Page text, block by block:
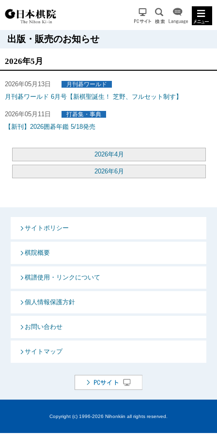
出版・販売のお知らせ
2026年5月
2026年05月13日 月刊碁ワールド
月刊碁ワールド 6月号【新棋聖誕生！ 芝野、フルセット制す】
2026年05月11日 打碁集・事典
【新刊】2026囲碁年鑑 5/18発売
2026年4月
2026年6月
サイトポリシー
棋院概要
棋譜使用・リンクについて
個人情報保護方針
お問い合わせ
サイトマップ
Copyright (c) 1996-2026 Nihonkiin all rights reserved.